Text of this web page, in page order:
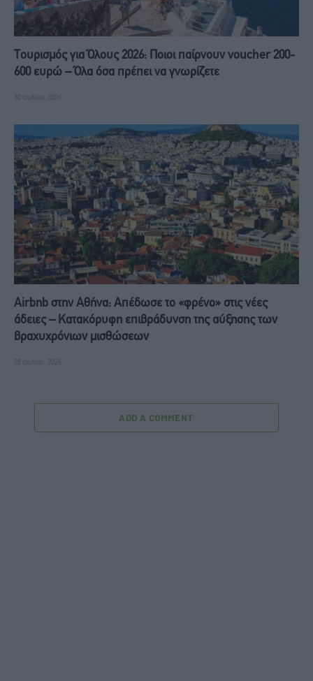
Τουρισμός για Όλους 2026: Ποιοι παίρνουν voucher 200-
600 ευρώ – Όλα όσα πρέπει να γνωρίζετε
30 Ιουλίου, 2026
Airbnb στην Αθήνα: Απέδωσε το «φρένο» στις νέες
άδειες – Κατακόρυφη επιβράδυνση της αύξησης των
βραχυχρόνιων μισθώσεων
28 Ιουλίου, 2026
ADD A COMMENT